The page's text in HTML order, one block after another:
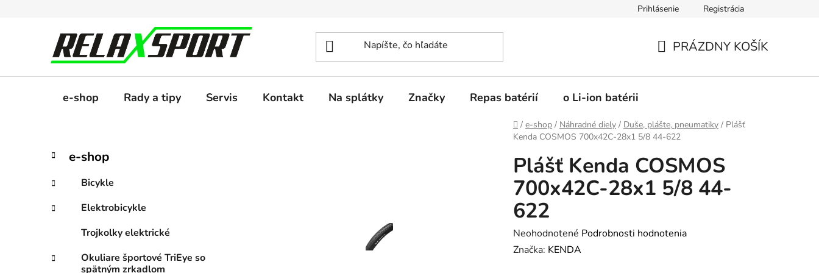
Prihlásenie Registrácia
PRÁZDNY KOŠÍK
e-shop Rady a tipy Servis Kontakt Na splátky Značky Repas batérií o Li-ion batérii
Domov
/ e-shop / Náhradné diely / Duše, plášte, pneumatiky / Plášť
Kenda COSMOS 700x42C-28x1 5/8 44-622
B
č
ý
n
Preskočiť
kategórie
K
a
e
g
ó
e
e-shop
Bicykle
Elektrobicykle
Trojkolky elektrické
Okuliare športové TriEye so
spätným zrkadlom
Plášť Kenda COSMOS
700x42C-28x1 5/8 44-
622
Priemerné
hodnotenie
Neohodnotené Podrobnosti hodnotenia
Značka: KENDA